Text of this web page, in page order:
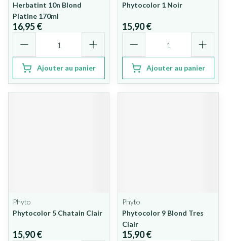
Herbatint 10n Blond
Platine 170ml
16,95 €
Ajouter au panier
Phytocolor 1 Noir
15,90 €
Ajouter au panier
Phyto
Phytocolor 5 Chatain Clair
15,90 €
Phyto
Phytocolor 9 Blond Tres
Clair
15,90 €